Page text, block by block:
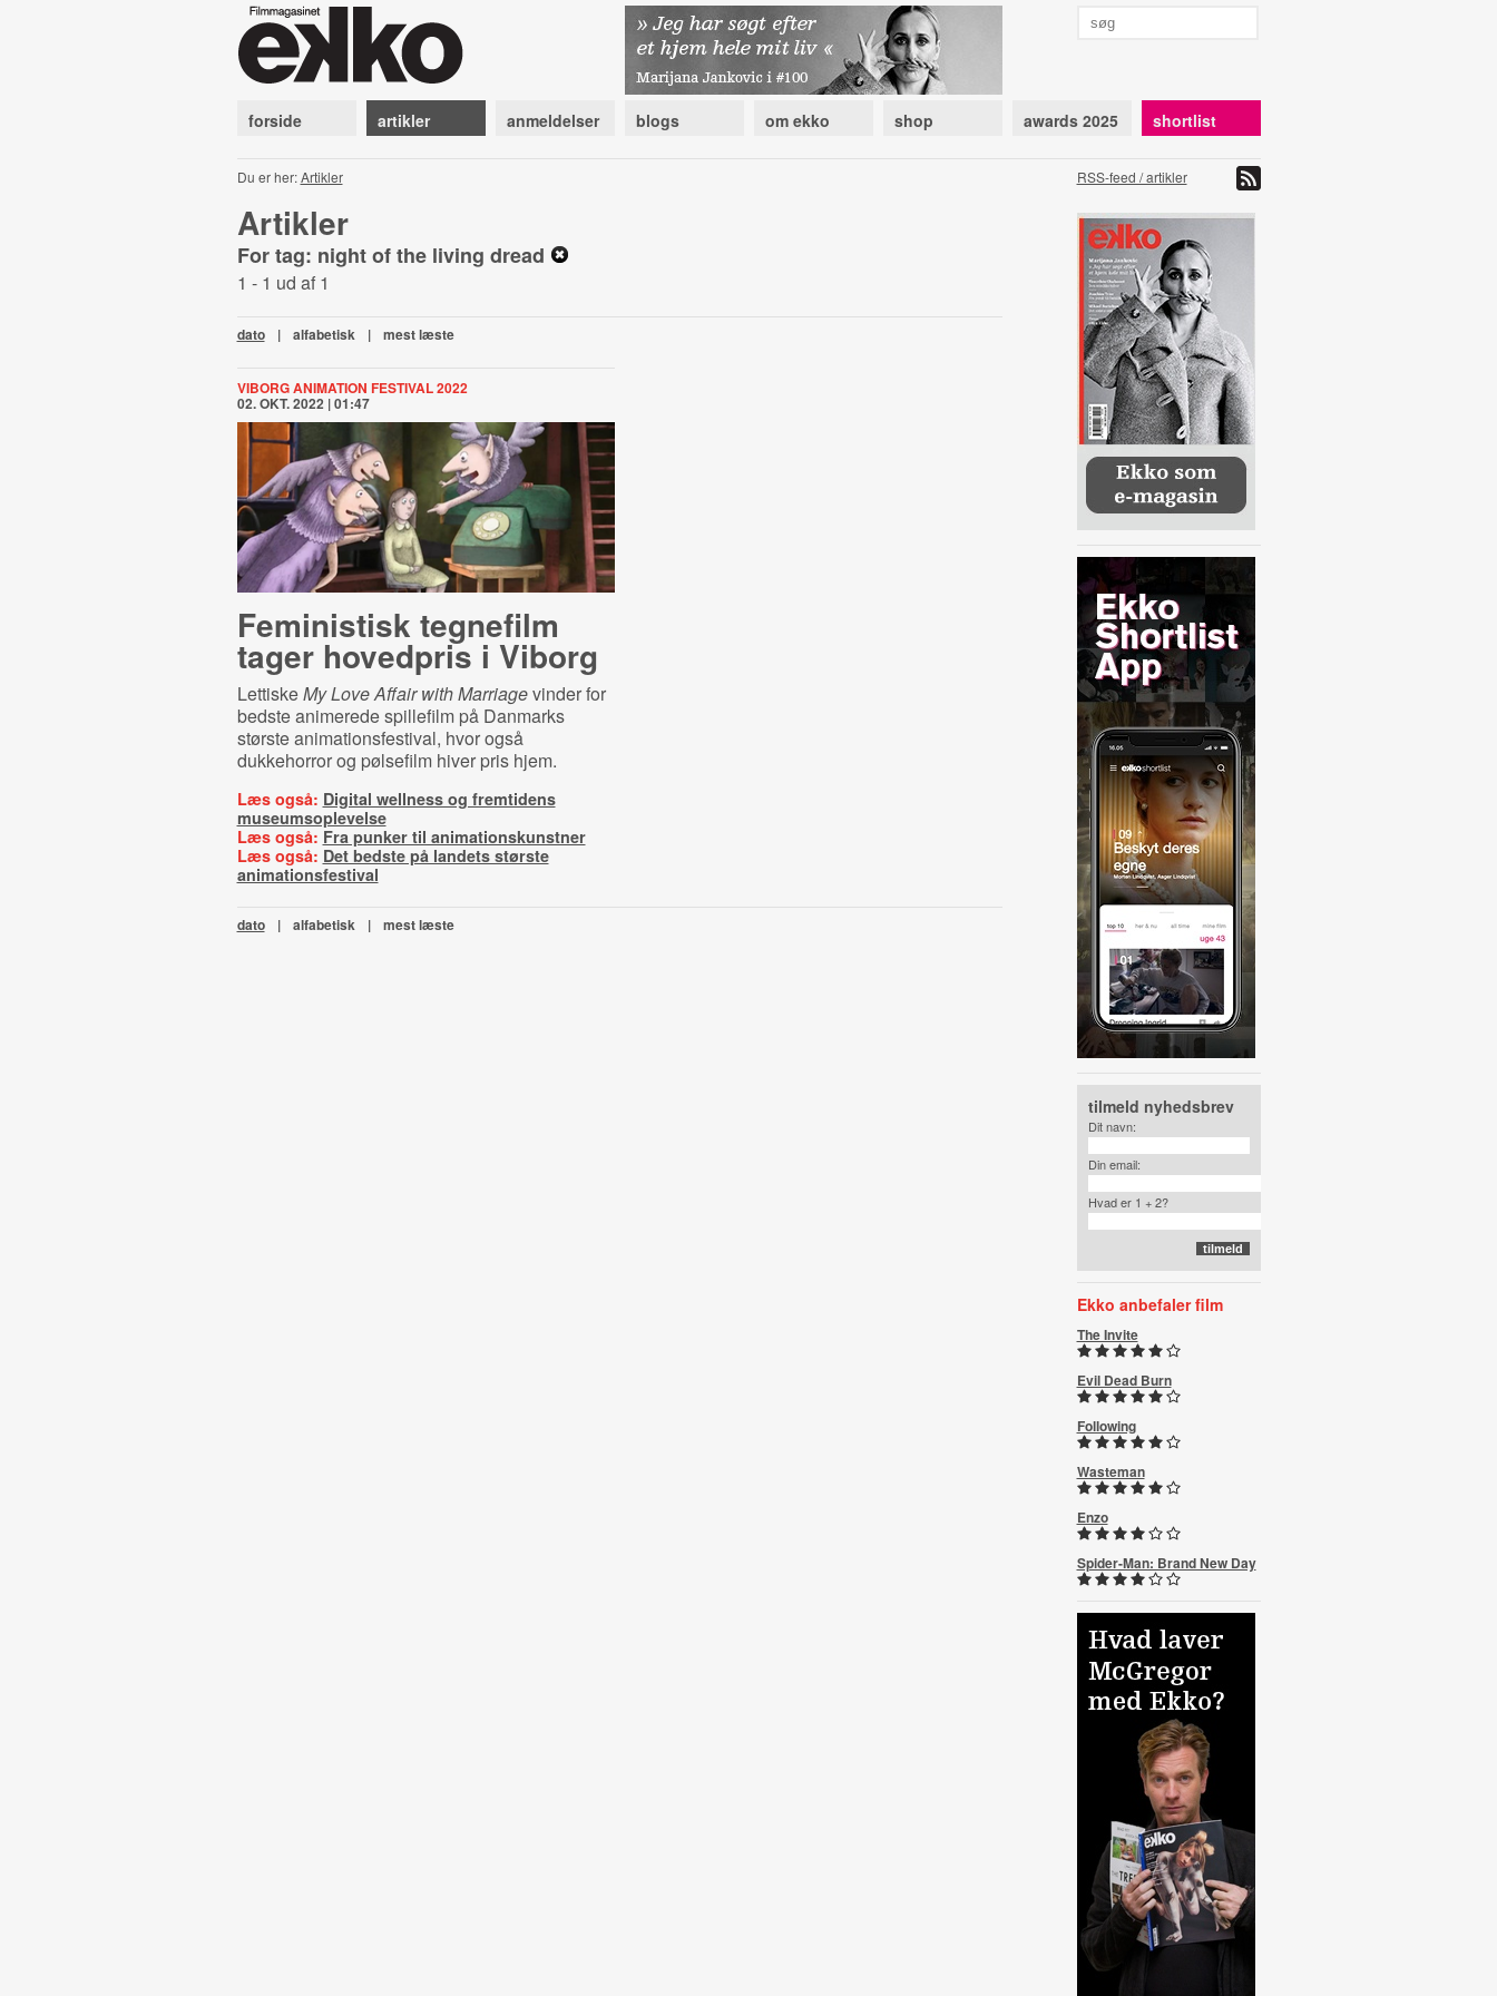
forside artikler anmeldelser blogs om ekko shop awards 2025 shortlist
Du er her:Artikler RSS-feed / artikler
Artikler
For tag: night of the living dread
1 - 1 ud af 1
dato | alfabetisk | mest læste
VIBORG ANIMATION FESTIVAL 2022
02. OKT. 2022 | 01:47
Feministisk tegnefilm
tager hovedpris i Viborg
LettiskeMy Love Affair with Marriagevinder for
bedste animerede spillefilm på Danmarks
største animationsfestival, hvor også
dukkehorror og pølsefilm hiver pris hjem.
Læs også: Digital wellness og fremtidens
museumsoplevelse
Læs også: Fra punker til animationskunstner
Læs også: Det bedste på landets største
animationsfestival
dato | alfabetisk | mest læste
tilmeld nyhedsbrev
Dit navn:
Din email:
Hvad er 1 + 2?
Ekko anbefaler film
The Invite
Evil Dead Burn
Following
Wasteman
Enzo
Spider-Man: Brand New Day